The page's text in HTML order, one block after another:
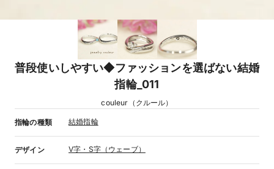
普段使いしやすい◆ファッションを選ばない結婚
指輪_011
couleur（クルール）
指輪の種類 結婚指輪
デザイン V字・S字（ウェーブ）